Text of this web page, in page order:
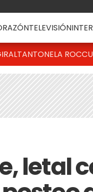
TELEVISIÓN
ANTONELA
letal